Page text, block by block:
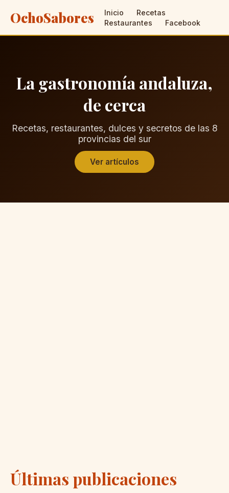
OchoSabores Inicio
Recetas
Restaurantes
Facebook
La gastronomía andaluza,
de cerca
Recetas, restaurantes, dulces y secretos de las 8
provincias del sur
Ver artículos
Últimas publicaciones